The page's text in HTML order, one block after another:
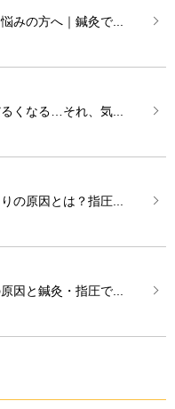
みの方へ｜鍼灸で...
くなる…それ、気...
の原因とは？指圧...
因と鍼灸・指圧で...